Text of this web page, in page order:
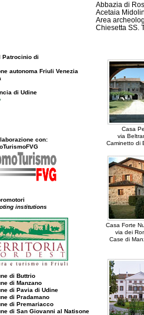
Abbazia di
Acetaia
Area
Chiesetta SS.
Patrocinio di
autonoma Friuli Venezia
di Udine
con:
institutions
di Buttrio
di Manzano
di Pavia di Udine
di Pradamano
di Premariacco
di San Giovanni al Natisone
Casa
via
Caminetto di
Casa Forte
via dei
Case di